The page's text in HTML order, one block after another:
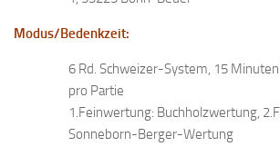
Modus/Bedenkzeit:
6 Rd. Schweizer-System, 15
pro Partie
1.Feinwertung: Buchholzwertung,
Sonneborn-Berger-Wertung